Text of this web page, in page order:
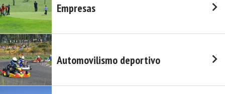
Empresas
Automovilismo deportivo